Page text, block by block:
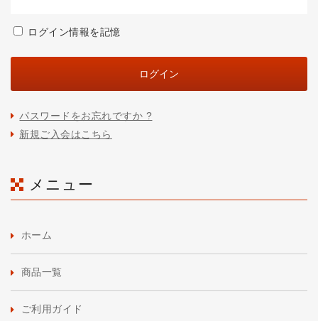
ログイン情報を記憶
パスワードをお忘れですか ?
新規ご入会はこちら
メニュー
ホーム
商品一覧
ご利用ガイド